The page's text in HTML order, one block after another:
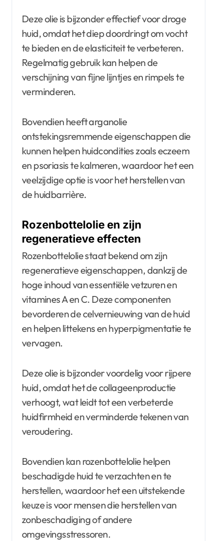
Deze olie is bijzonder effectief voor droge
huid, omdat het diep doordringt om vocht
te bieden en de elasticiteit te verbeteren.
Regelmatig gebruik kan helpen de
verschijning van fijne lijntjes en rimpels te
verminderen.
Bovendien heeft arganolie
ontstekingsremmende eigenschappen die
kunnen helpen huidcondities zoals eczeem
en psoriasis te kalmeren, waardoor het een
veelzijdige optie is voor het herstellen van
de huidbarrière.
Rozenbottelolie en zijn
regeneratieve effecten
Rozenbottelolie staat bekend om zijn
regeneratieve eigenschappen, dankzij de
hoge inhoud van essentiële vetzuren en
vitamines A en C. Deze componenten
bevorderen de celvernieuwing van de huid
en helpen littekens en hyperpigmentatie te
vervagen.
Deze olie is bijzonder voordelig voor rijpere
huid, omdat het de collageenproductie
verhoogt, wat leidt tot een verbeterde
huidfirmheid en verminderde tekenen van
veroudering.
Bovendien kan rozenbottelolie helpen
beschadigde huid te verzachten en te
herstellen, waardoor het een uitstekende
keuze is voor mensen die herstellen van
zonbeschadiging of andere
omgevingsstressoren.